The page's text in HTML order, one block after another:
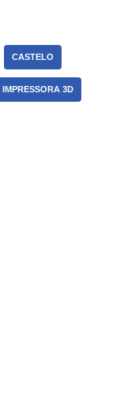
e
CASTELO
IMPRESSORA 3D